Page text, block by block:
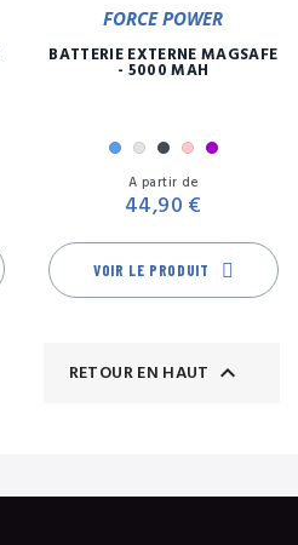
FORCE POWER
BATTERIE EXTERNE MAGSAFE
- 5000 MAH
BleuGrisNoirRoseViolet
A partir de
44,90 €
VOIR LE PRODUIT
RETOUR EN HAUT 